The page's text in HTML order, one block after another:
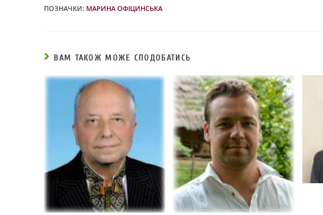
ПОЗНАЧКИ: МАРИНА ОФІЦИНСЬКА
ВАМ ТАКОЖ МОЖЕ СПОДОБАТИСЬ